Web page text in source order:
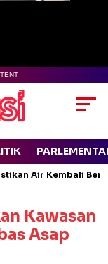
Air Kembali
Kawasan
Asap